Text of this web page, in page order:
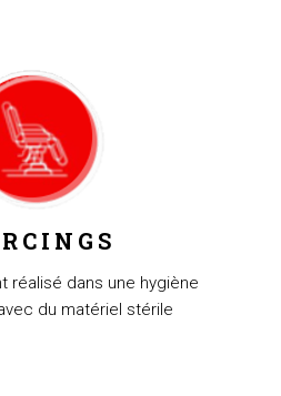
réalisé dans une hygiène
du matériel stérile